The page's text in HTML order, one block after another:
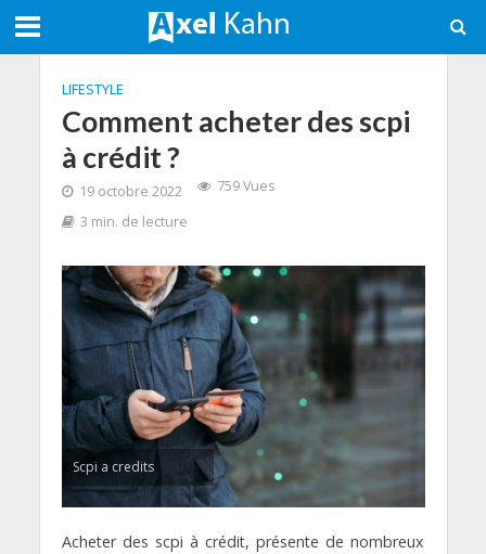
LIFESTYLE
Comment acheter des scpi
à crédit ?
19 octobre 2022
759 Vues
3 min. de lecture
Scpi a credits
Acheter des scpi à crédit, présente de nombreux